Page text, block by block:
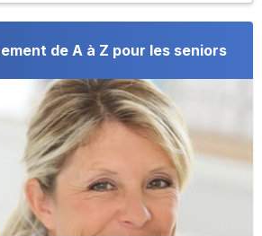
de A à Z pour les seniors